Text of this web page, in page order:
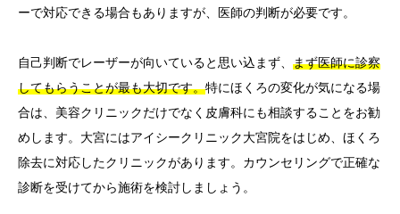
ーで対応できる場合もありますが、医師の判断が必要です。
自己判断でレーザーが向いていると思い込まず、 まず医師に診察
してもらうことが最も大切です。特にほくろの変化が気になる場
合は、美容クリニックだけでなく皮膚科にも相談することをお勧
めします。大宮にはアイシークリニック大宮院をはじめ、ほくろ
除去に対応したクリニックがあります。カウンセリングで正確な
診断を受けてから施術を検討しましょう。